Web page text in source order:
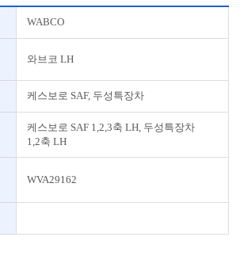
WABCO
와브코 LH
케스보로 SAF, 두성특장차
케스보로 SAF 1,2,3축 LH, 두성특장차
1,2축 LH
WVA29162